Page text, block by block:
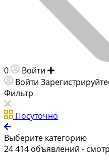
0 Войти
Войти
Фильтр
Посуточно
Выберите категорию
24 414 объявлений -